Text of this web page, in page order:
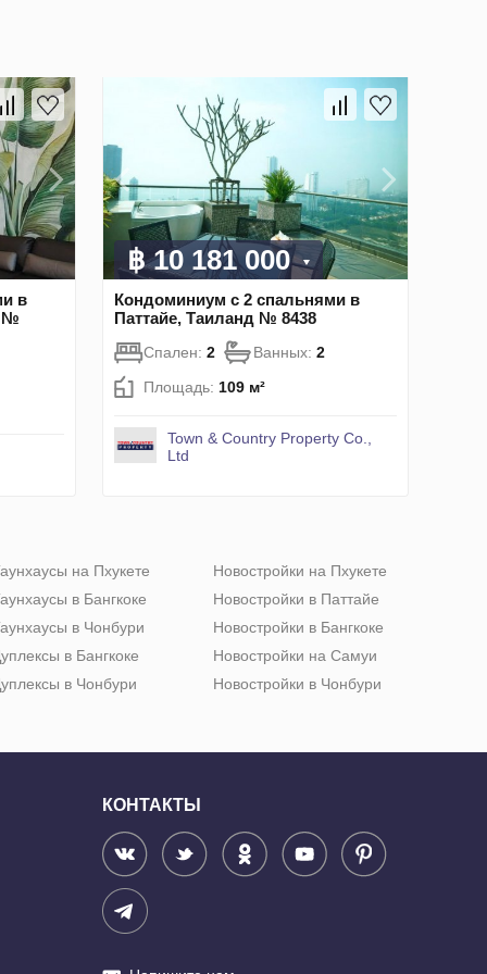
в
№
฿ 10 181 000
Кондоминиум с 2 спальнями в
Паттайе, Таиланд № 8438
Спален: 2 Ванных: 2
Площадь: 109 м²
Town & Country Property Co.,
Ltd
на Пхукете
в Бангкоке
в Чонбури
в Бангкоке
в Чонбури
Новостройки на Пхукете
Новостройки в Паттайе
Новостройки в Бангкоке
Новостройки на Самуи
Новостройки в Чонбури
КОНТАКТЫ